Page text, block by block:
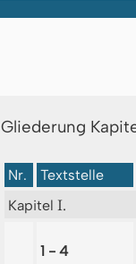
Gliederung
Nr. Textstelle
Kapitel I.
1 - 4